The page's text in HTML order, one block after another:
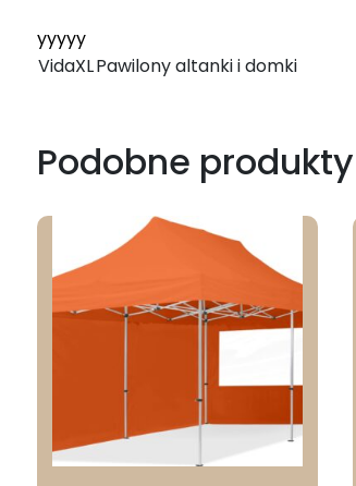
yyyyy
VidaXLPawilony altanki i domki
Podobne produkty